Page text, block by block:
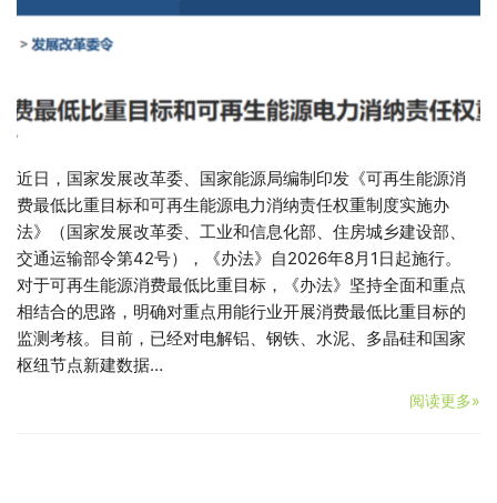
近日，国家发展改革委、国家能源局编制印发《可再生能源消
费最低比重目标和可再生能源电力消纳责任权重制度实施办
法》（国家发展改革委、工业和信息化部、住房城乡建设部、
交通运输部令第42号），《办法》自2026年8月1日起施行。
对于可再生能源消费最低比重目标，《办法》坚持全面和重点
相结合的思路，明确对重点用能行业开展消费最低比重目标的
监测考核。目前，已经对电解铝、钢铁、水泥、多晶硅和国家
枢纽节点新建数据…
阅读更多»